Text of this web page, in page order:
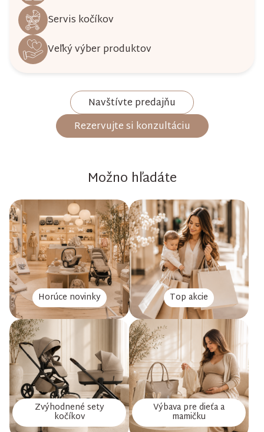
Servis kočíkov
Veľký výber produktov
Navštívte predajňu
Rezervujte si konzultáciu
Možno hľadáte
Horúce novinky Top akcie
Zvýhodnené sety
kočíkov
Výbava pre dieťa a
mamičku